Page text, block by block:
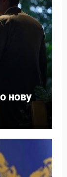
нову